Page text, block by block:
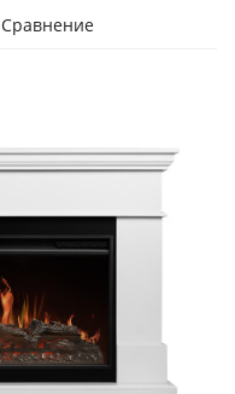
Сравнение